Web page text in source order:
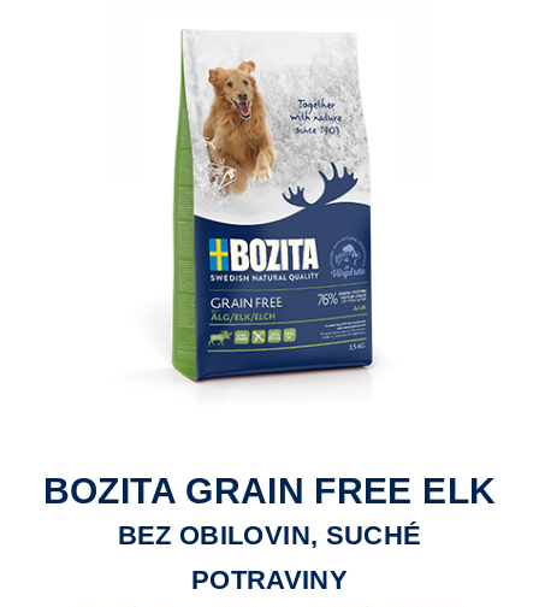
BOZITA GRAIN FREE ELK
BEZ OBILOVIN, SUCHÉ
POTRAVINY